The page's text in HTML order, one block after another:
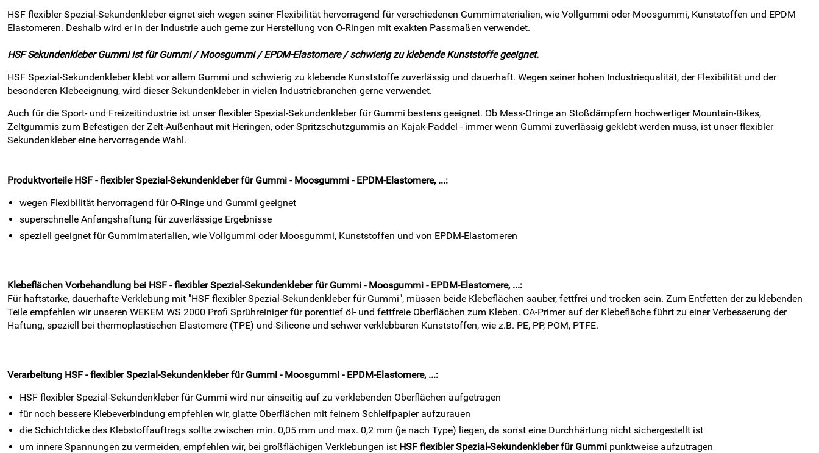
HSF flexibler Spezial-Sekundenkleber eignet sich wegen seiner Flexibilität hervorragend für verschiedenen Gummimaterialien, wie Vollgummi oder Moosgummi, Kunststoffen und EPDM
Elastomeren. Deshalb wird er in der Industrie auch gerne zur Herstellung von O-Ringen mit exakten Passmaßen verwendet.
HSF Sekundenkleber Gummi ist für Gummi / Moosgummi / EPDM-Elastomere / schwierig zu klebende Kunststoffe geeignet.
HSF Spezial-Sekundenkleber klebt vor allem Gummi und schwierig zu klebende Kunststoffe zuverlässig und dauerhaft. Wegen seiner hohen Industriequalität, der Flexibilität und der
besonderen Klebeeignung, wird dieser Sekundenkleber in vielen Industriebranchen gerne verwendet.
Auch für die Sport- und Freizeitindustrie ist unser flexibler Spezial-Sekundenkleber für Gummi bestens geeignet. Ob Mess-Oringe an Stoßdämpfern hochwertiger Mountain-Bikes,
Zeltgummis zum Befestigen der Zelt-Außenhaut mit Heringen, oder Spritzschutzgummis an Kajak-Paddel - immer wenn Gummi zuverlässig geklebt werden muss, ist unser flexibler
Sekundenkleber eine hervorragende Wahl.
Produktvorteile HSF - flexibler Spezial-Sekundenkleber für Gummi - Moosgummi - EPDM-Elastomere, ...:
wegen Flexibilität hervorragend für O-Ringe und Gummi geeignet
superschnelle Anfangshaftung für zuverlässige Ergebnisse
speziell geeignet für Gummimaterialien, wie Vollgummi oder Moosgummi, Kunststoffen und von EPDM-Elastomeren
Klebeflächen Vorbehandlung bei HSF - flexibler Spezial-Sekundenkleber für Gummi - Moosgummi - EPDM-Elastomere, ...:
Für haftstarke, dauerhafte Verklebung mit "HSF flexibler Spezial-Sekundenkleber für Gummi", müssen beide Klebeflächen sauber, fettfrei und trocken sein. Zum Entfetten der zu klebenden
Teile empfehlen wir unseren WEKEM WS 2000 Profi Sprühreiniger für porentief öl- und fettfreie Oberflächen zum Kleben. CA-Primer auf der Klebefläche führt zu einer Verbesserung der
Haftung, speziell bei thermoplastischen Elastomere (TPE) und Silicone und schwer verklebbaren Kunststoffen, wie z.B. PE, PP, POM, PTFE.
Verarbeitung HSF - flexibler Spezial-Sekundenkleber für Gummi - Moosgummi - EPDM-Elastomere, ...:
HSF flexibler Spezial-Sekundenkleber für Gummi wird nur einseitig auf zu verklebenden Oberflächen aufgetragen
für noch bessere Klebeverbindung empfehlen wir, glatte Oberflächen mit feinem Schleifpapier aufzurauen
die Schichtdicke des Klebstoffauftrags sollte zwischen min. 0,05 mm und max. 0,2 mm (je nach Type) liegen, da sonst eine Durchhärtung nicht sichergestellt ist
um innere Spannungen zu vermeiden, empfehlen wir, bei großflächigen Verklebungen ist HSF flexibler Spezial-Sekundenkleber für Gummi punktweise aufzutragen